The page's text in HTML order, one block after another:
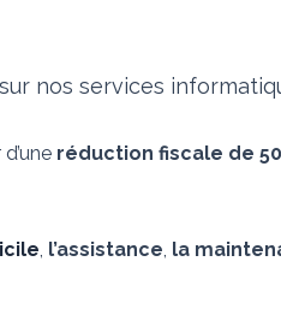
nos services
réduction fiscale de
l’assistance la